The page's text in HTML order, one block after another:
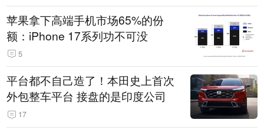
苹果拿下高端手机市场65%的份
额：iPhone 17系列功不可没
5
平台都不自己造了！本田史上首次
外包整车平台 接盘的是印度公司
17